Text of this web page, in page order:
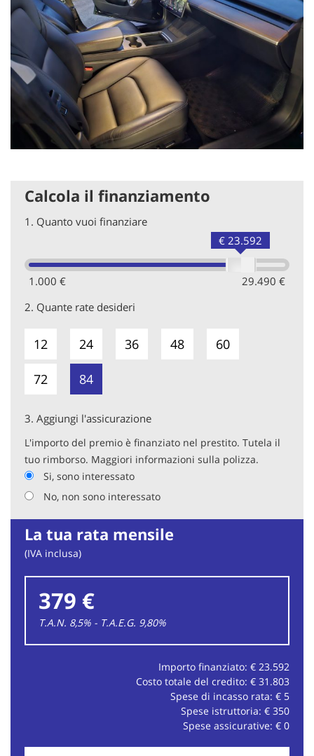
Calcola il finanziamento
1. Quanto vuoi finanziare
1.000 € 29.490 €
€ 23.592
2. Quante rate desideri
12 24 36 48 60
72 84
3. Aggiungi l'assicurazione
L'importo del premio è finanziato nel prestito. Tutela il
tuo rimborso. Maggiori informazioni sulla polizza.
Si, sono interessato
No, non sono interessato
La tua rata mensile
(IVA inclusa)
379 €
T.A.N. 8,5% - T.A.E.G. 9,80%
Importo finanziato: € 23.592
Costo totale del credito: € 31.803
Spese di incasso rata: € 5
Spese istruttoria: € 350
Spese assicurative: € 0